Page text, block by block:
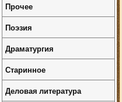
Прочее
Поэзия
Драматургия
Старинное
Деловая литература